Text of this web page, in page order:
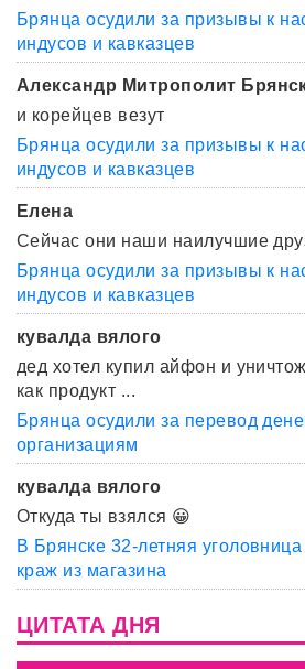
Брянца осудили за призывы к
индусов и кавказцев
Александр Митрополит
и корейцев везут
Брянца осудили за призывы к
индусов и кавказцев
Елена
Сейчас они наши наилучшие
Брянца осудили за призывы к
индусов и кавказцев
кувалда вялого
дед хотел купил айфон и
как продукт ...
Брянца осудили за перевод
организациям
кувалда вялого
Откуда ты взялся 😀
В Брянске 32-летняя
краж из магазина
ЦИТАТА ДНЯ